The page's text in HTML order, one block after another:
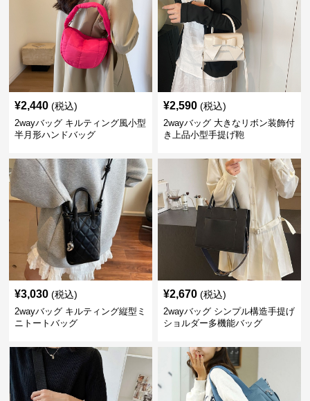
¥2,440 (税込)
2wayバッグ キルティング風小型
半月形ハンドバッグ
¥2,590 (税込)
2wayバッグ 大きなリボン装飾付
き上品小型手提げ鞄
¥3,030 (税込)
2wayバッグ キルティング縦型ミ
ニトートバッグ
¥2,670 (税込)
2wayバッグ シンプル構造手提げ
ショルダー多機能バッグ